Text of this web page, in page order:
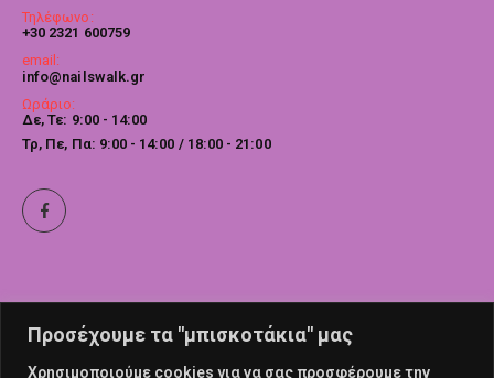
Προσέχουμε τα "μπισκοτάκια" μας
Χρησιμοποιούμε cookies για να σας προσφέρουμε την
Τηλέφωνο:
+30 2321 600759
email:
info@nailswalk.gr
Ωράριο:
Δε, Τε: 9:00 - 14:00
Τρ, Πε, Πα: 9:00 - 14:00 / 18:00 - 21:00